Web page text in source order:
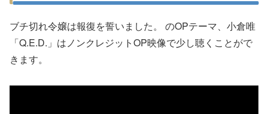
ブチ切れ令嬢は報復を誓いました。 のOPテーマ、小倉唯
「Q.E.D.」はノンクレジットOP映像で少し聴くことがで
きます。